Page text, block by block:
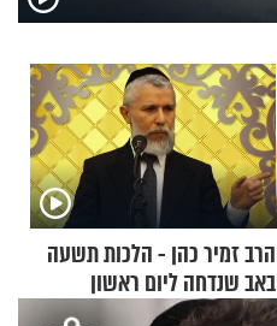
הרב זמיר כהן - הלכות תשעה
באב שנדחה ליום ראשון